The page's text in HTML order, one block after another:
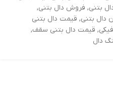
بتنی, فروش دال بتنی,
دال بتنی, قیمت دال بتنی
, قیمت دال بتنی سقف,
دال